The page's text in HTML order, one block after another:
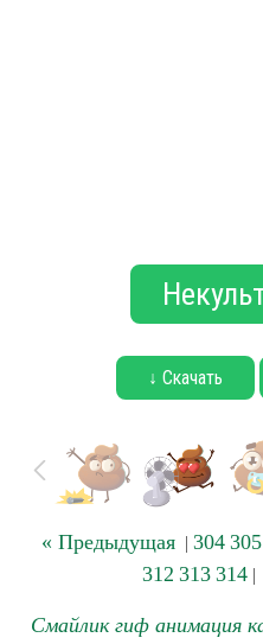
↓ Скачать
« Предыдущая | 304 305
312 313 314 |
Смайлик гиф анимация